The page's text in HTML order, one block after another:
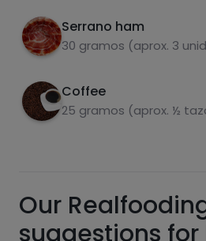
Serrano ham
30 gramos (aprox. 3
Coffee
25 gramos (aprox. ½
fats
Our
suggestions